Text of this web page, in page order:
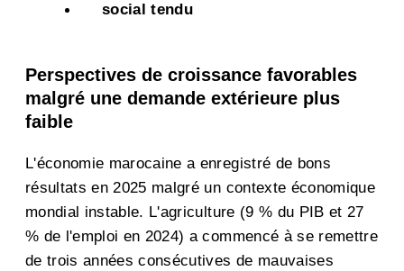
social tendu
Perspectives de croissance favorables
malgré une demande extérieure plus
faible
L'économie marocaine a enregistré de bons
résultats en 2025 malgré un contexte économique
mondial instable. L'agriculture (9 % du PIB et 27
% de l'emploi en 2024) a commencé à se remettre
de trois années consécutives de mauvaises